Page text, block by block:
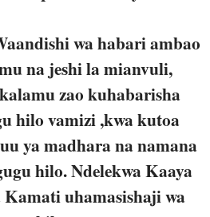
wa habari ambao
na jeshi la mianvuli,
zao kuhabarisha
hilo vamizi ,kwa kutoa
ya madhara na namana
hilo.Ndelekwa Kaaya
uhamasishaji wa